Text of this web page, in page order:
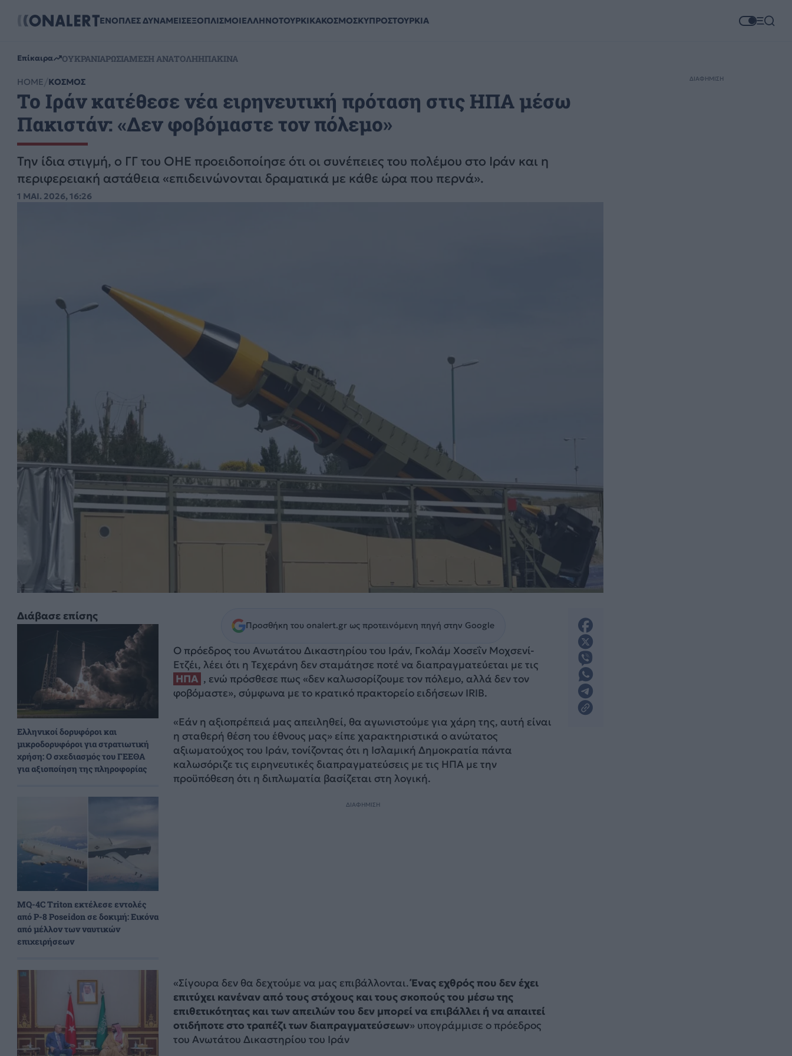
ΕΝΟΠΛΕΣ ΔΥΝΑΜΕΙΣΕΞΟΠΛΙΣΜΟΙΕΛΛΗΝΟΤΟΥΡΚΙΚΑΚΟΣΜΟΣΚΥΠΡΟΣΤΟΥΡΚΙΑ
Επίκαιρα ΟΥΚΡΑΝΙΑΡΩΣΙΑΜΕΣΗ ΑΝΑΤΟΛΗΗΠΑΚΙΝΑ
HOME ΚΟΣΜΟΣ
Το Ιράν κατέθεσε νέα ειρηνευτική πρόταση στις ΗΠΑ μέσω
Πακιστάν: «Δεν φοβόμαστε τον πόλεμο»
Την ίδια στιγμή, ο ΓΓ του ΟΗΕ προειδοποίησε ότι οι συνέπειες του πολέμου στο Ιράν και η
περιφερειακή αστάθεια «επιδεινώνονται δραματικά με κάθε ώρα που περνά».
1 ΜΑΙ. 2026, 16:26
Διάβασε επίσης
Ελληνικοί δορυφόροι και
μικροδορυφόροι για στρατιωτική
χρήση: Ο σχεδιασμός του ΓΕΕΘΑ
για αξιοποίηση της πληροφορίας
MQ-4C Triton εκτέλεσε εντολές
από P-8 Poseidon σε δοκιμή: Εικόνα
από μέλλον των ναυτικών
επιχειρήσεων
Προσθήκη του onalert.gr ως προτεινόμενη πηγή στην Google
Ο πρόεδρος του Ανωτάτου Δικαστηρίου του Ιράν, Γκολάμ Χοσεΐν Μοχσενί-
Ετζέι, λέει ότι η Τεχεράνη δεν σταμάτησε ποτέ να διαπραγματεύεται με τις
ΗΠΑ , ενώ πρόσθεσε πως «δεν καλωσορίζουμε τον πόλεμο, αλλά δεν τον
φοβόμαστε», σύμφωνα με το κρατικό πρακτορείο ειδήσεων IRIB.
«Εάν η αξιοπρέπειά μας απειληθεί, θα αγωνιστούμε για χάρη της, αυτή είναι
η σταθερή θέση του έθνους μας» είπε χαρακτηριστικά ο ανώτατος
αξιωματούχος του Ιράν, τονίζοντας ότι η Ισλαμική Δημοκρατία πάντα
καλωσόριζε τις ειρηνευτικές διαπραγματεύσεις με τις ΗΠΑ με την
προϋπόθεση ότι η διπλωματία βασίζεται στη λογική.
ΔΙΑΦΗΜΙΣΗ
«Σίγουρα δεν θα δεχτούμε να μας επιβάλλονται.Ένας εχθρός που δεν έχει
επιτύχει κανέναν από τους στόχους και τους σκοπούς του μέσω της
επιθετικότητας και των απειλών του δεν μπορεί να επιβάλλει ή να απαιτεί
οτιδήποτε στο τραπέζι των διαπραγματεύσεων» υπογράμμισε ο πρόεδρος
του Ανωτάτου Δικαστηρίου του Ιράν
ΔΙΑΦΗΜΙΣΗ